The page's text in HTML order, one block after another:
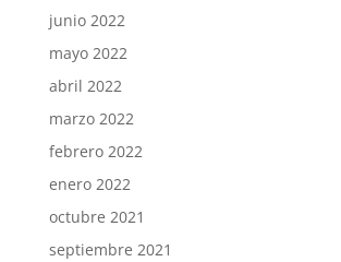
junio 2022
mayo 2022
abril 2022
marzo 2022
febrero 2022
enero 2022
octubre 2021
septiembre 2021